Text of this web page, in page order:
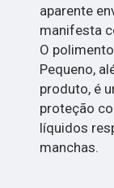
aparente
manifesta
O
Pequeno,
produto, é
proteção
líquidos
manchas.